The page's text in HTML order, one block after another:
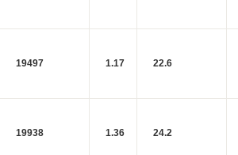
19497 1.17 22.6
19938 1.36 24.2